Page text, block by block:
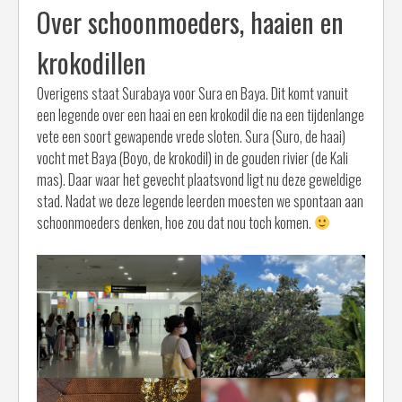
Over schoonmoeders, haaien en
krokodillen
Overigens staat Surabaya voor Sura en Baya. Dit komt vanuit
een legende over een haai en een krokodil die na een tijdenlange
vete een soort gewapende vrede sloten. Sura (Suro, de haai)
vocht met Baya (Boyo, de krokodil) in de gouden rivier (de Kali
mas). Daar waar het gevecht plaatsvond ligt nu deze geweldige
stad. Nadat we deze legende leerden moesten we spontaan aan
schoonmoeders denken, hoe zou dat nou toch komen.